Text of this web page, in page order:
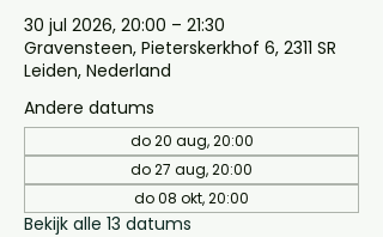
30 jul 2026, 20:00 – 21:30
Gravensteen, Pieterskerkhof 6, 2311 SR
Leiden, Nederland
Andere datums
do 20 aug, 20:00
do 27 aug, 20:00
do 08 okt, 20:00
Bekijk alle 13 datums